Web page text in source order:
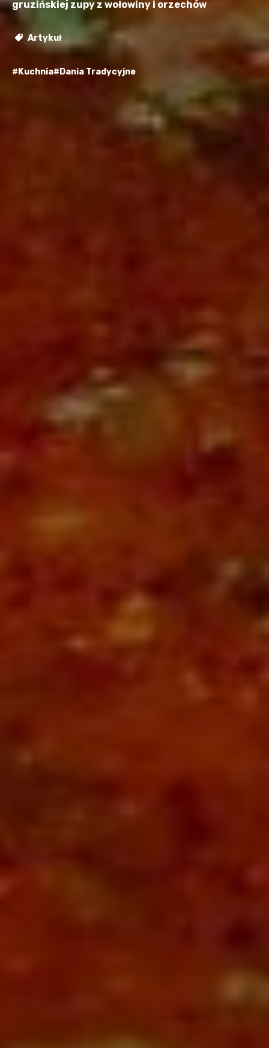
gruzińskiej zupy z wołowiny i orzechów
Artykuł
#Kuchnia#Dania Tradycyjne